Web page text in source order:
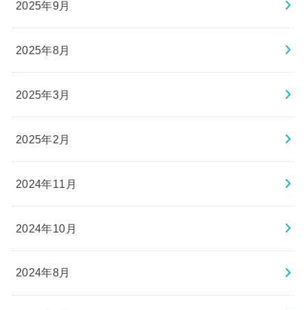
2025年9月
2025年8月
2025年3月
2025年2月
2024年11月
2024年10月
2024年8月